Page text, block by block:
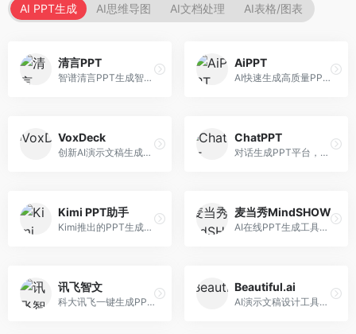
AI PPT生成 AI思维导图 AI文档处理 AI表格/图表
清言PPT
智谱清言PPT生成智能体，基于GLM大模型。面向智谱用户，支持对话生成PPT、内容优化等服务，与智谱生态深度整合。
AiPPT
AI快速生成高质量PPT平台，支持主题定制。面向职场人士和学生，提供一键生成、模板选择、内容优化等服务，PPT制作速度快，设计质量高。
VoxDeck
创新AI演示文稿生成工具，支持语音交互创作。面向职场人士，支持语音输入、PPT生成、内容优化等功能，语音创作体验便捷。
ChatPPT
对话生成PPT平台，支持自然语言交互创作。面向职场人士和教育工作者，通过对话方式完成PPT制作，交互体验友好，创作过程直观。
Kimi PPT助手
Kimi推出的PPT生成智能体，整合长文本处理能力。面向职场人士和学生，支持文档解析、PPT生成、内容优化等服务，与Kimi生态深度整合。
麦当秀MindSHOW
AI在线PPT生成工具，支持思维导图转PPT。面向职场人士，提供思维导图导入、PPT生成、模板选择等服务，思维导图转PPT效率高。
讯飞智文
科大讯飞一键生成PPT和Word工具，整合语音技术。面向职场人士，支持语音输入、文档生成、格式调整等功能，办公效率显著提升。
Beautiful.ai
AI演示文稿设计工具，专注于自动化设计排版。面向职场人士，提供智能排版、模板选择、设计优化等服务，设计美观度高。